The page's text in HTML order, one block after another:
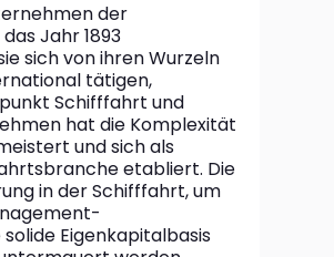
der
Jahr 1893
sich von ihren Wurzeln
tätigen,
Schifffahrt und
hat die Komplexität
und sich als
etabliert. Die
in der Schifffahrt, um
Eigenkapitalbasis